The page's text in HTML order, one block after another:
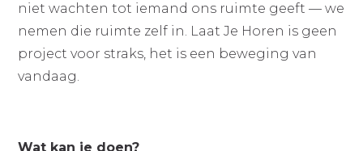
niet wachten tot iemand ons ruimte geeft — we
nemen die ruimte zelf in. Laat Je Horen is geen
project voor straks, het is een beweging van
vandaag.
Wat kan je doen?